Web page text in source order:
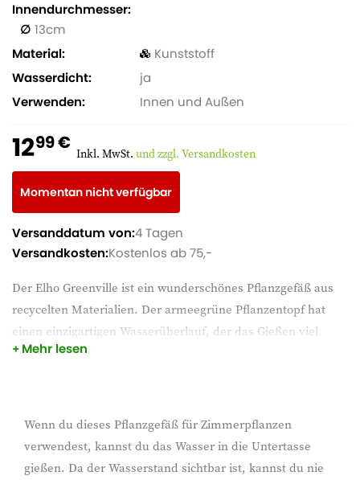
Der Elho Greenville ist ein wunderschönes Pflanzgefäß aus
recycelten Materialien. Der armeegrüne Pflanzentopf hat
einen einzigartigen Wasserüberlauf, der das Gießen viel
einfacher macht. Bei der Verwendung im Freien schafft es
Innenbereich geeignet.
Mehr lesen
Innendurchmesser
13
Material
Kunststoff
Wasserdicht
ja
Verwenden
Innen und Außen
1299 € Inkl. MwSt. und zzgl. Versandkosten
Momentan nicht verfügbar
Versanddatum von:4 Tagen
Versandkosten:Kostenlos ab 75,-
Wenn du dieses Pflanzgefäß für Zimmerpflanzen
verwendest, kannst du das Wasser in die Untertasse
gießen. Da der Wasserstand sichtbar ist, kannst du nie